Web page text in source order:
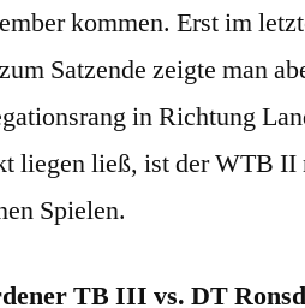
kommen. Erst im
Satzende zeigte man
in Richtung
liegen ließ, ist der WTB II
Spielen.
TB III vs. DT